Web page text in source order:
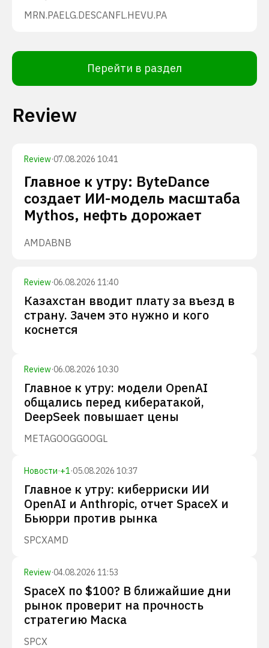
MRN.PAELG.DESCANFL.HEVU.PA
Перейти в раздел
Review
Review·07.08.2026 10:41
Главное к утру: ByteDance
создает ИИ-модель масштаба
Mythos, нефть дорожает
AMDABNB
Review·06.08.2026 11:40
Казахстан вводит плату за въезд в
страну. Зачем это нужно и кого
коснется
Review·06.08.2026 10:30
Главное к утру: модели OpenAI
общались перед кибератакой,
DeepSeek повышает цены
METAGOOGGOOGL
Новости·+1·05.08.2026 10:37
Главное к утру: киберриски ИИ
OpenAI и Anthropic, отчет SpaceX и
Бьюрри против рынка
SPCXAMD
Review·04.08.2026 11:53
SpaceX по $100? В ближайшие дни
рынок проверит на прочность
стратегию Маска
SPCX